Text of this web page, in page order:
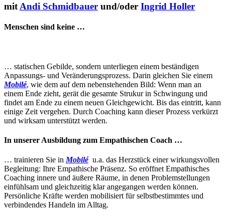
mit Andi Schmidbauer und/oder Ingrid Holler
Menschen sind keine …
… statischen Gebilde, sondern unterliegen einem beständigen
Anpassungs- und Veränderungsprozess. Darin gleichen Sie einem
Mobilé, wie dem auf dem nebenstehenden Bild: Wenn man an
einem Ende zieht, gerät die gesamte Strukur in Schwingung und
findet am Ende zu einem neuen Gleichgewicht. Bis das eintritt, kann
einige Zeit vergehen. Durch Coaching kann dieser Prozess verkürzt
und wirksam unterstützt werden.
In unserer Ausbildung zum Empathischen Coach …
… trainieren Sie in Mobiléu.a. das Herzstück einer wirkungsvollen
Begleitung: Ihre Empathische Präsenz. So eröffnet Empathisches
Coaching innere und äußere Räume, in denen Problemstellungen
einfühlsam und gleichzeitig klar angegangen werden können.
Persönliche Kräfte werden mobilisiert für selbstbestimmtes und
verbindendes Handeln im Alltag.